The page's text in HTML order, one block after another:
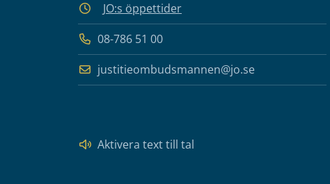
JO:s öppettider
08-786 51 00
justitieombudsmannen@jo.se
Aktivera text till tal